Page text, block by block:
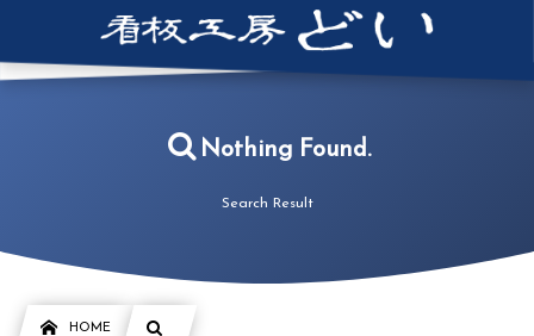
Nothing Found.
Search Result
HOME